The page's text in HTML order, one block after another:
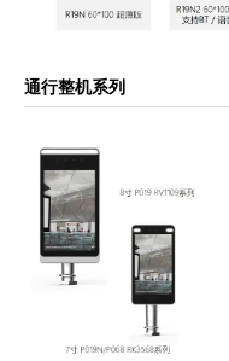
通行整机系列